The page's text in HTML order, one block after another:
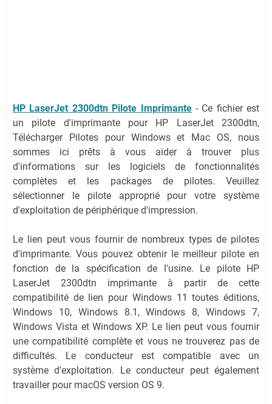
HP LaserJet 2300dtn Pilote Imprimante - Ce fichier est
un pilote d'imprimante pour HP LaserJet 2300dtn,
Télécharger Pilotes pour Windows et Mac OS, nous
sommes ici prêts à vous aider à trouver plus
d'informations sur les logiciels de fonctionnalités
complètes et les packages de pilotes. Veuillez
sélectionner le pilote approprié pour votre système
d'exploitation de périphérique d'impression.
Le lien peut vous fournir de nombreux types de pilotes
d'imprimante. Vous pouvez obtenir le meilleur pilote en
fonction de la spécification de l'usine. Le pilote HP
LaserJet 2300dtn imprimante à partir de cette
compatibilité de lien pour Windows 11 toutes éditions,
Windows 10, Windows 8.1, Windows 8, Windows 7,
Windows Vista et Windows XP. Le lien peut vous fournir
une compatibilité complète et vous ne trouverez pas de
difficultés. Le conducteur est compatible avec un
système d'exploitation. Le conducteur peut également
travailler pour macOS version OS 9.